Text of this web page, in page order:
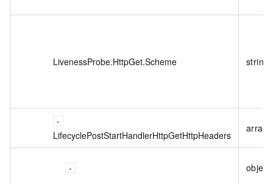
LivenessProbe.HttpGet.Scheme string
LifecyclePostStartHandlerHttpGetHttpHeaders
object